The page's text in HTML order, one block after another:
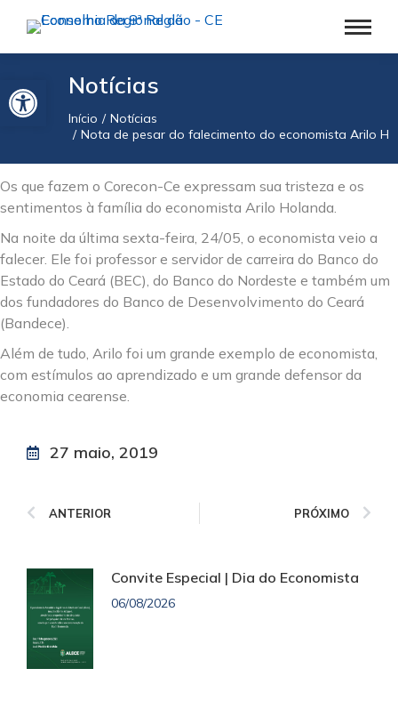
Barra de Ferramentas AbertaNotícias
Você está aqui:
Início
Notícias
Nota de pesar do falecimento do economista Arilo
Os que fazem o Corecon-Ce expressam sua tristeza e os
sentimentos à família do economista Arilo Holanda.
Na noite da última sexta-feira, 24/05, o economista veio a
falecer. Ele foi professor e servidor de carreira do Banco do
Estado do Ceará (BEC), do Banco do Nordeste e também um
dos fundadores do Banco de Desenvolvimento do Ceará
(Bandece).
Além de tudo, Arilo foi um grande exemplo de economista,
com estímulos ao aprendizado e um grande defensor da
economia cearense.
27 maio, 2019
ANTERIOR PRÓXIMO
Convite Especial | Dia do Economista
06/08/2026